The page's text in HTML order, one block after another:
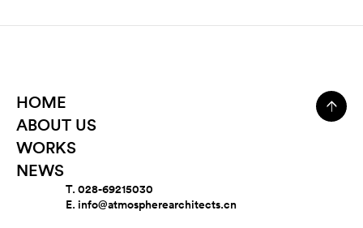
HOME
ABOUT US
WORKS
NEWS
T. 028-69215030
E. info@atmospherearchitects.cn